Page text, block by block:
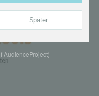
AudienceProject)